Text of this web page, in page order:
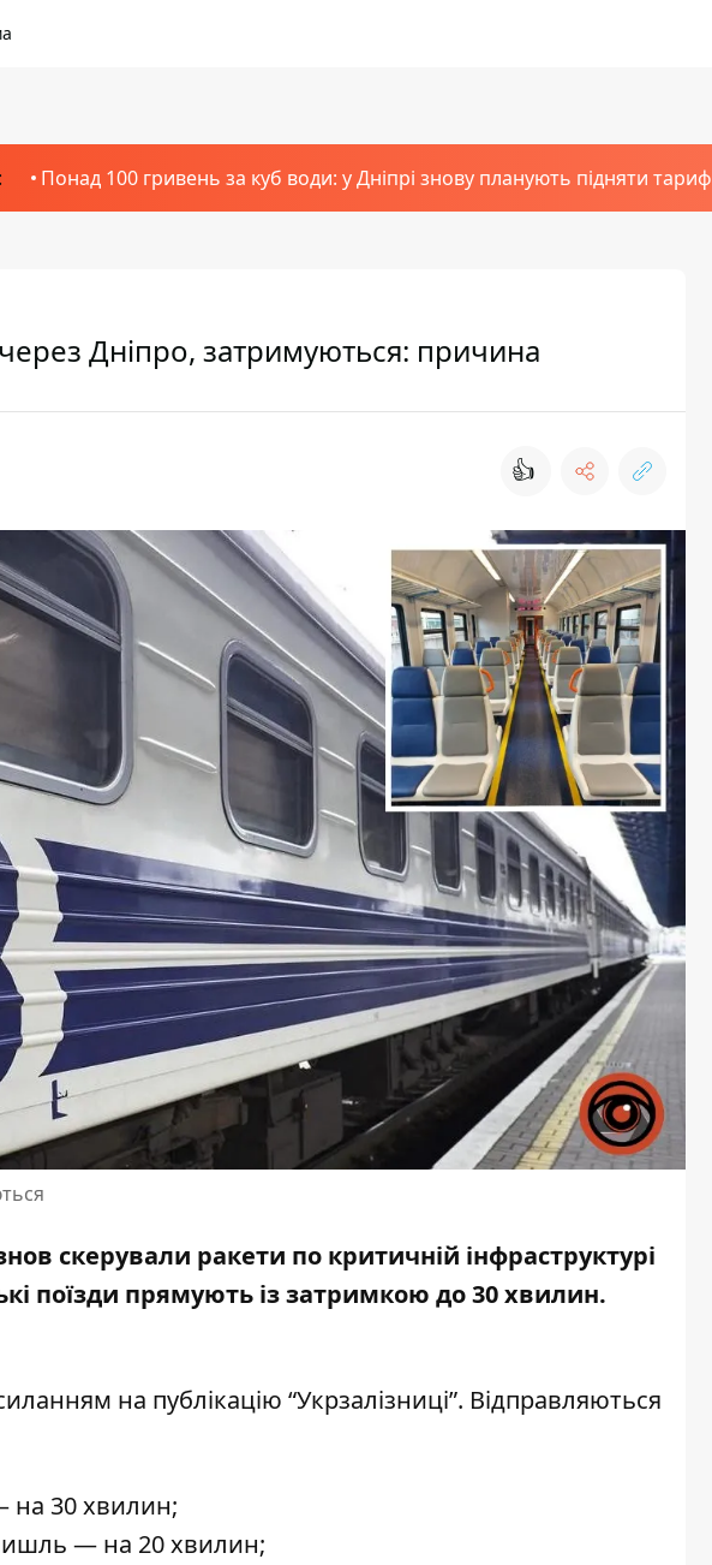
Понад 100 гривень за куб води: у Дніпрі знову планують підняти тариф
через Дніпро, затримуються: причина
👍
скерували ракети по критичній інфраструктурі
поїзди прямують із затримкою до 30 хвилин.
на публікацію “Укрзалізниці”. Відправляються
на 30 хвилин;
— на 20 хвилин;